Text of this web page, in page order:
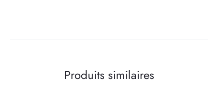
Produits similaires